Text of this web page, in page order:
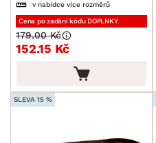
v nabídce více rozměrů
Cena po zadání kódu DOPLNKY
152.15 Kč
179.00 Kč
SLEVA 15 %